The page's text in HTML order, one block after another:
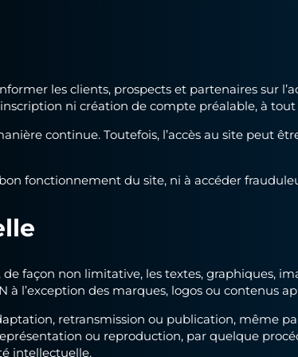
les clients, prospects et partenaires sur
ni création de compte préalable, à
continue. Toutefois, l’accès au site peut
fonctionnement du site, ni à accéder
façon non limitative, les textes, graphiques,
l’exception des marques, logos ou contenus
retransmission ou publication, même
ou reproduction, par quelque
intellectuelle.